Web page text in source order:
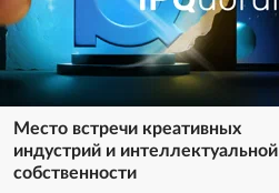
Место встречи креативных
индустрий и интеллектуальной
собственности